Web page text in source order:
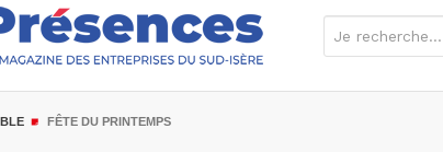
FÊTE DU PRINTEMPS